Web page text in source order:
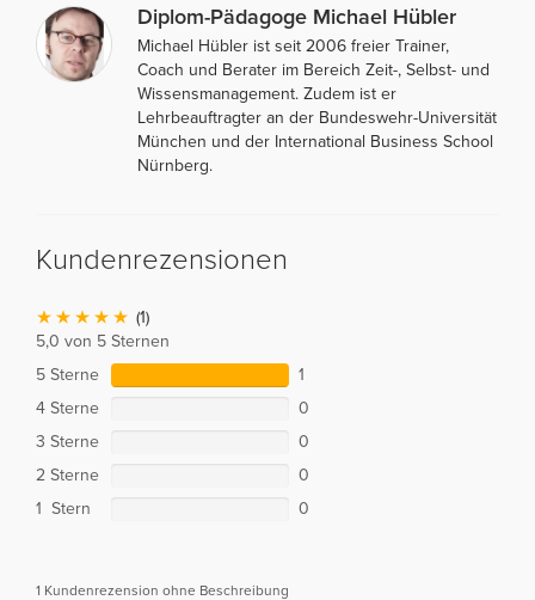
Diplom-Pädagoge Michael Hübler
Michael Hübler ist seit 2006 freier Trainer,
Coach und Berater im Bereich Zeit-, Selbst- und
Wissensmanagement. Zudem ist er
Lehrbeauftragter an der Bundeswehr-Universität
München und der International Business School
Nürnberg.
Kundenrezensionen
(1)
5,0 von 5 Sternen
5 Sterne
1
4 Sterne
0
3 Sterne
0
2 Sterne
0
1 Stern
0
1 Kundenrezension ohne Beschreibung